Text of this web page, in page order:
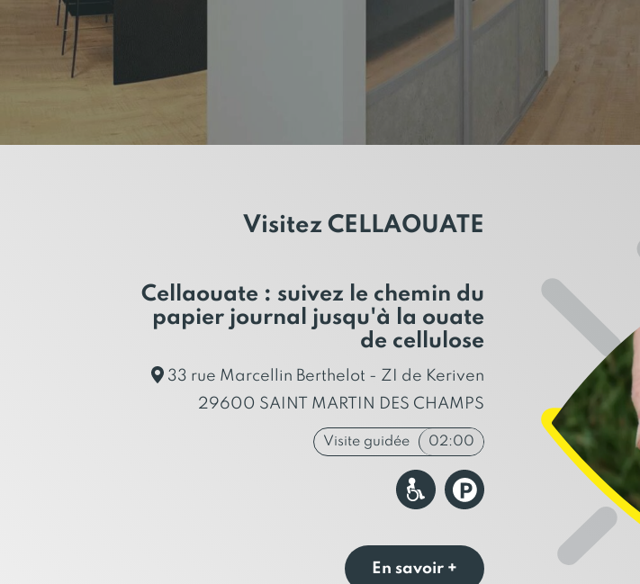
Visitez CELLAOUATE
Cellaouate : suivez le chemin du
papier journal jusqu'à la ouate
de cellulose
33 rue Marcellin Berthelot - ZI de Keriven
29600 SAINT MARTIN DES CHAMPS
Visite guidée 02:00
En savoir +